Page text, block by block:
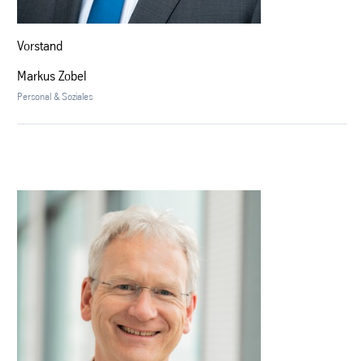
Vorstand
Markus Zobel
Personal & Soziales